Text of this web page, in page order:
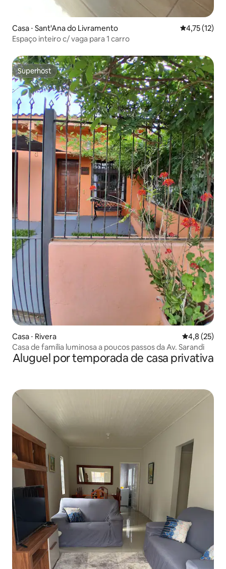
Casa ⋅ Sant'Ana do Livramento 4,75 de uma
4,75 (12)
Espaço inteiro c/ vaga para 1 carro
Superhost
Superhost
Casa ⋅ Rivera 4,8 de uma
4,8 (25)
Casa de família luminosa a poucos passos da Av. Sarandi
Aluguel por temporada de casa privativa